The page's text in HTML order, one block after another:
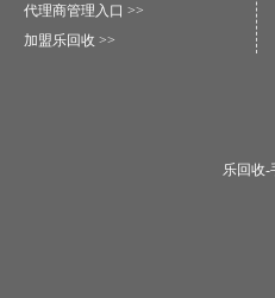
代理商管理入口 >>
加盟乐回收 >>
乐回收-